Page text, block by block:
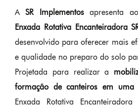
ASR Implementosapresenta
Enxada Rotativa Encanteiradora
desenvolvido para oferecer mais
e qualidade no preparo do solo
Projetada para realizar a
formação de canteiros em uma
Enxada Rotativa